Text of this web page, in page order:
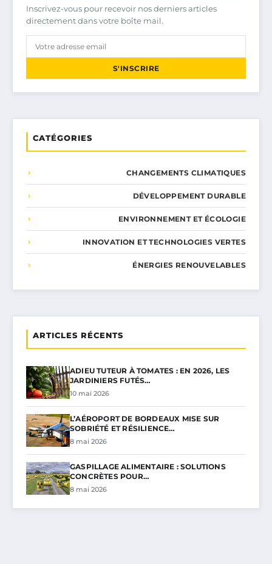
Inscrivez-vous pour recevoir nos derniers articles
directement dans votre boîte mail.
S'INSCRIRE
CATÉGORIES
CHANGEMENTS CLIMATIQUES
DÉVELOPPEMENT DURABLE
ENVIRONNEMENT ET ÉCOLOGIE
INNOVATION ET TECHNOLOGIES VERTES
ÉNERGIES RENOUVELABLES
ARTICLES RÉCENTS
ADIEU TUTEUR À TOMATES : EN 2026, LES
JARDINIERS FUTÉS…
10 mai 2026
L’AÉROPORT DE BORDEAUX MISE SUR
SOBRIÉTÉ ET RÉSILIENCE…
8 mai 2026
GASPILLAGE ALIMENTAIRE : SOLUTIONS
CONCRÈTES POUR…
8 mai 2026